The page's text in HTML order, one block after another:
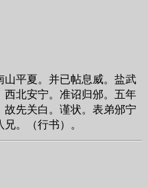
山平夏。并已帖息威。盐武
西北安宁。准诏归邠。五年
先关白。谨状。表弟邠宁
。（行书）。